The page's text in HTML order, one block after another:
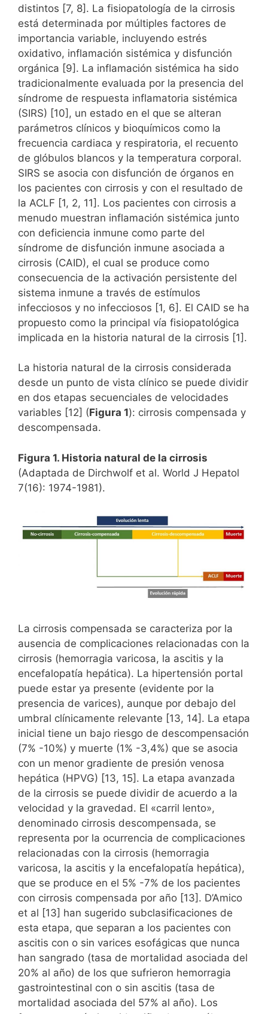
distintos [7, 8]. La fisiopatología de la cirrosis
está determinada por múltiples factores de
importancia variable, incluyendo estrés
oxidativo, inflamación sistémica y disfunción
orgánica [9]. La inflamación sistémica ha sido
tradicionalmente evaluada por la presencia del
síndrome de respuesta inflamatoria sistémica
(SIRS) [10], un estado en el que se alteran
parámetros clínicos y bioquímicos como la
frecuencia cardiaca y respiratoria, el recuento
de glóbulos blancos y la temperatura corporal.
SIRS se asocia con disfunción de órganos en
los pacientes con cirrosis y con el resultado de
la ACLF [1, 2, 11]. Los pacientes con cirrosis a
menudo muestran inflamación sistémica junto
con deficiencia inmune como parte del
síndrome de disfunción inmune asociada a
cirrosis (CAID), el cual se produce como
consecuencia de la activación persistente del
sistema inmune a través de estímulos
infecciosos y no infecciosos [1, 6]. El CAID se ha
propuesto como la principal vía fisiopatológica
implicada en la historia natural de la cirrosis [1].
La historia natural de la cirrosis considerada
desde un punto de vista clínico se puede dividir
en dos etapas secuenciales de velocidades
variables [12] (Figura 1): cirrosis compensada y
descompensada.
Figura 1. Historia natural de la cirrosis
(Adaptada de Dirchwolf et al. World J Hepatol
7(16): 1974-1981).
La cirrosis compensada se caracteriza por la
ausencia de complicaciones relacionadas con la
cirrosis (hemorragia varicosa, la ascitis y la
encefalopatía hepática). La hipertensión portal
puede estar ya presente (evidente por la
presencia de varices), aunque por debajo del
umbral clínicamente relevante [13, 14]. La etapa
inicial tiene un bajo riesgo de descompensación
(7% -10%) y muerte (1% -3,4%) que se asocia
con un menor gradiente de presión venosa
hepática (HPVG) [13, 15]. La etapa avanzada
de la cirrosis se puede dividir de acuerdo a la
velocidad y la gravedad. El «carril lento»,
denominado cirrosis descompensada, se
representa por la ocurrencia de complicaciones
relacionadas con la cirrosis (hemorragia
varicosa, la ascitis y la encefalopatía hepática),
que se produce en el 5% -7% de los pacientes
con cirrosis compensada por año [13]. D’Amico
et al [13] han sugerido subclasificaciones de
esta etapa, que separan a los pacientes con
ascitis con o sin varices esofágicas que nunca
han sangrado (tasa de mortalidad asociada del
20% al año) de los que sufrieron hemorragia
gastrointestinal con o sin ascitis (tasa de
mortalidad asociada del 57% al año). Los